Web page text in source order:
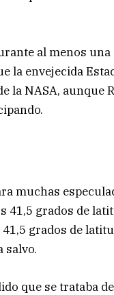
al menos
la envejecida
la NASA, aunque
muchas
41,5 grados de
grados de
salvo.
que se trataba